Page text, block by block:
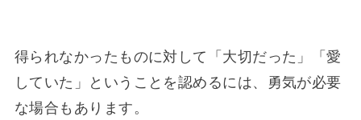
得られなかったものに対して「大切だった」「愛
していた」ということを認めるには、勇気が必要
な場合もあります。